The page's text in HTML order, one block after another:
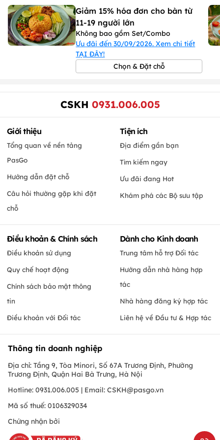
Giảm 15% hóa đơn cho bàn từ
11-19 người lớn
Không bao gồm Set/Combo
Ưu đãi đến 30/09/2026. Xem chi tiết
TẠI ĐÂY!
Chọn & Đặt chỗ
CSKH 0931.006.005
Giới thiệu
Tổng quan về nền tảng
PasGo
Hướng dẫn đặt chỗ
Câu hỏi thường gặp khi đặt
chỗ
Tiện ích
Địa điểm gần bạn
Tìm kiếm ngay
Ưu đãi đang Hot
Khám phá các Bộ sưu tập
Điều khoản & Chính sách
Điều khoản sử dụng
Quy chế hoạt động
Chính sách bảo mật thông
tin
Điều khoản với Đối tác
Dành cho Kinh doanh
Trung tâm hỗ trợ Đối tác
Hướng dẫn nhà hàng hợp
tác
Nhà hàng đăng ký hợp tác
Liên hệ về Đầu tư & Hợp tác
Thông tin doanh nghiệp
Địa chỉ: Tầng 9, Tòa Minori, Số 67A Trương Định, Phường
Trương Định, Quận Hai Bà Trưng, Hà Nội
Hotline: 0931.006.005 | Email: CSKH@pasgo.vn
Mã số thuế: 0106329034
Chứng nhận bởi